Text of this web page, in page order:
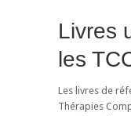
Livres
les
Les livres de
Thérapies